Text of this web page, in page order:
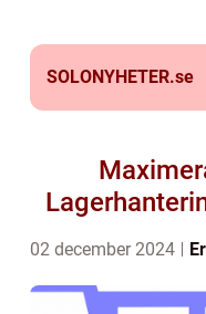
SOLONYHETER.se
02 december 2024